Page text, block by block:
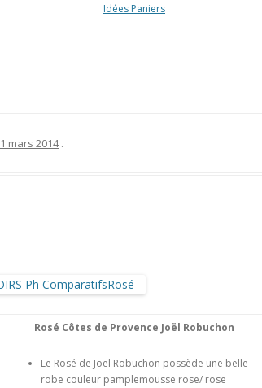
Idées Paniers
mars 2014 .
Rosé Côtes de Provence Joël Robuchon
Le Rosé de Joël Robuchon possède une belle
robe couleur pamplemousse rose/ rose